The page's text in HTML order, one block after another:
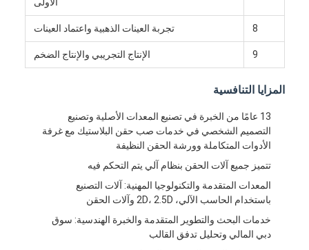
معلومات عنا
جولة في المعمل
نتحدث الآن
خدمات صب الحقن
خدمة صب حقن البلاستيك
8 تجربة العينات الذهبية واعتماد العينات
9 الإنتاج التجريبي والإنتاج الضخم
المزايا التنافسية
13 عامًا من الخبرة في تصنيع المعدات الأصلية وتصنيع
التصميم الشخصي في خدمات صب حقن البلاستيك مع غرفة
الأدوات المتكاملة وورشة الحقن النظيفة
تتميز جميع آلات الحقن بنظام آلي يتم التحكم فيه
المعدات المتقدمة والتكنولوجيا المهنية: آلات التصنيع
باستخدام الحاسب الآلي، 2D، 2.5D وآلات الحقن
خدمات البحث والتطوير المتقدمة والخبرة الهندسية: سوق
دبي المالي وتحليل تدفق القالب